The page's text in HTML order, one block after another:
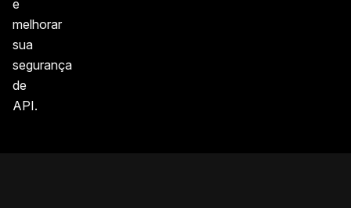
e
melhorar
sua
segurança
de
API.